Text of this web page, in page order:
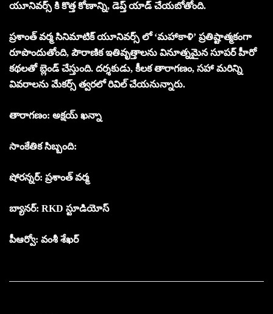
యూనివర్స్ కి కొత్త కోణాన్ని, డెప్త్ యాడ్ చేయబోతోంది.
ప్రశాంత్ వర్మ సినిమాటిక్ యూనివర్స్ లో ‘మహాకాళి’ ప్రతిష్టాత్మకంగా
రూపొందుతోంది, పౌరాణిక ఇతివృత్తాలను వినూత్నమైన సూపర్ హీరో
కథలతో బ్లెండ్ చేస్తుంది. దర్శకుడు, కీలక తారాగణం, సహా మరిన్ని
వివరాలను మేకర్స్ త్వరలో రివిల్ చేయనున్నారు.
తారాగణం: అక్షయ్ ఖన్నా
సాంకేతిక సిబ్బంది:
షోరన్నర్: ప్రశాంత్ వర్మ
బ్యానర్: RKD స్టూడియోస్
పీఆర్వో: వంశీ శేఖర్